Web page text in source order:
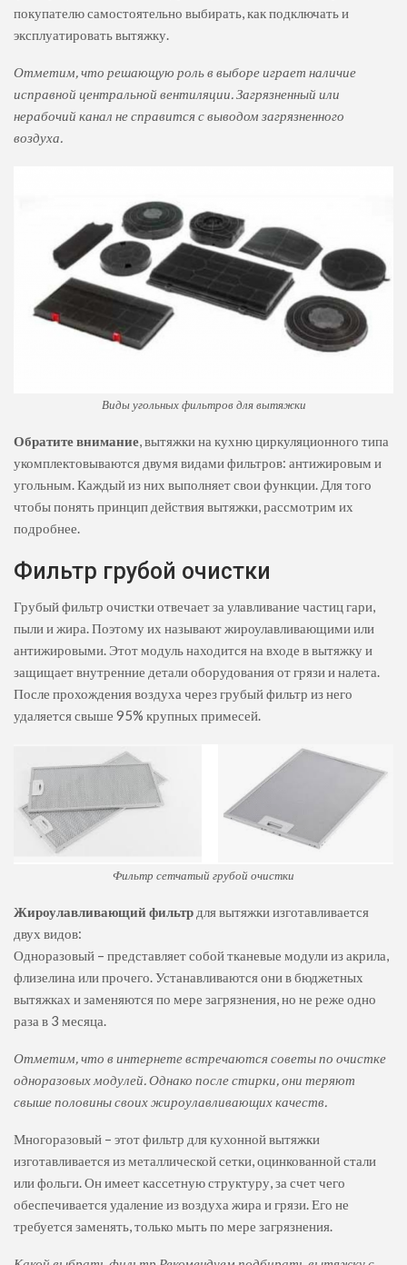
покупателю самостоятельно выбирать, как подключать и
эксплуатировать вытяжку.
Отметим, что решающую роль в выборе играет наличие
исправной центральной вентиляции. Загрязненный или
нерабочий канал не справится с выводом загрязненного
воздуха.
Виды угольных фильтров для вытяжки
Обратите внимание, вытяжки на кухню циркуляционного типа
укомплектовываются двумя видами фильтров: антижировым и
угольным. Каждый из них выполняет свои функции. Для того
чтобы понять принцип действия вытяжки, рассмотрим их
подробнее.
Фильтр грубой очистки
Грубый фильтр очистки отвечает за улавливание частиц гари,
пыли и жира. Поэтому их называют жироулавливающими или
антижировыми. Этот модуль находится на входе в вытяжку и
защищает внутренние детали оборудования от грязи и налета.
После прохождения воздуха через грубый фильтр из него
удаляется свыше 95% крупных примесей.
Фильтр сетчатый грубой очистки
Жироулавливающий фильтр для вытяжки изготавливается
двух видов:
Одноразовый – представляет собой тканевые модули из акрила,
флизелина или прочего. Устанавливаются они в бюджетных
вытяжках и заменяются по мере загрязнения, но не реже одно
раза в 3 месяца.
Отметим, что в интернете встречаются советы по очистке
одноразовых модулей. Однако после стирки, они теряют
свыше половины своих жироулавливающих качеств.
Многоразовый – этот фильтр для кухонной вытяжки
изготавливается из металлической сетки, оцинкованной стали
или фольги. Он имеет кассетную структуру, за счет чего
обеспечивается удаление из воздуха жира и грязи. Его не
требуется заменять, только мыть по мере загрязнения.